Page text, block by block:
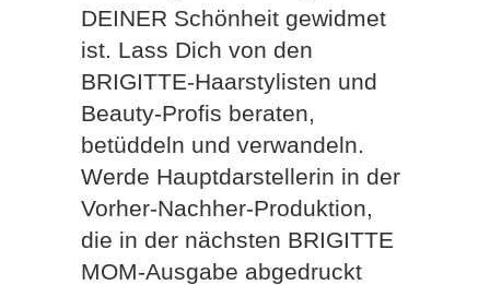
DEINER Schönheit gewidmet
ist. Lass Dich von den
BRIGITTE-Haarstylisten und
Beauty-Profis beraten,
betüddeln und verwandeln.
Werde Hauptdarstellerin in der
Vorher-Nachher-Produktion,
die in der nächsten BRIGITTE
MOM-Ausgabe abgedruckt